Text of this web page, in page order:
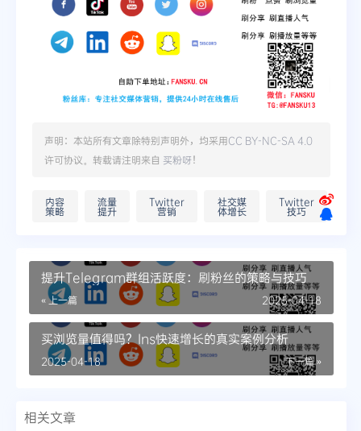
声明：本站所有文章除特别声明外，均采用CC BY-NC-SA 4.0
许可协议。转载请注明来自 买粉呀！
内容
策略
流量
提升
Twitter
营销
社交媒
体增长
Twitter
技巧
提升Telegram群组活跃度：刷粉丝的策略与技巧
« 上一篇 2025-04-18
买浏览量值得吗？Ins快速增长的真实案例分析
下一篇 »
2025-04-18
相关文章